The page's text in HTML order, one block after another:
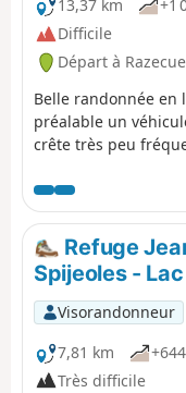
13,37 km
+1
Difficile
Départ à
Belle randonnée en
préalable un
crête très peu
rejoindre au plus
magnifiques vues
les plus hauts
poursuite vers le
d'exploitation
peu oubliés, donc
fréquentées
chevreuils.
Refuge
Spijeoles -
Visorandonneur
7,81 km
Très difficile